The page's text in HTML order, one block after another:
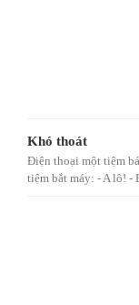
Khó thoát
Điện thoại một tiệm
tiệm bắt máy: - A lô! -